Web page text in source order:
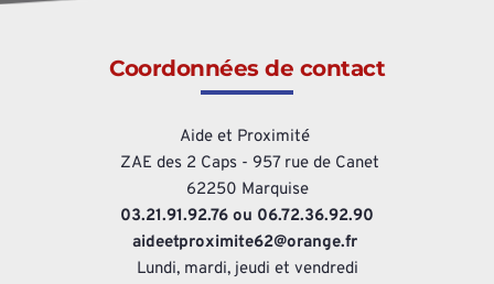
Coordonnées de contact
Aide et Proximité
ZAE des 2 Caps - 957 rue de Canet
62250 Marquise
03.21.91.92.76 ou 06.72.36.92.90
aideetproximite62@orange.fr
Lundi, mardi, jeudi et vendredi